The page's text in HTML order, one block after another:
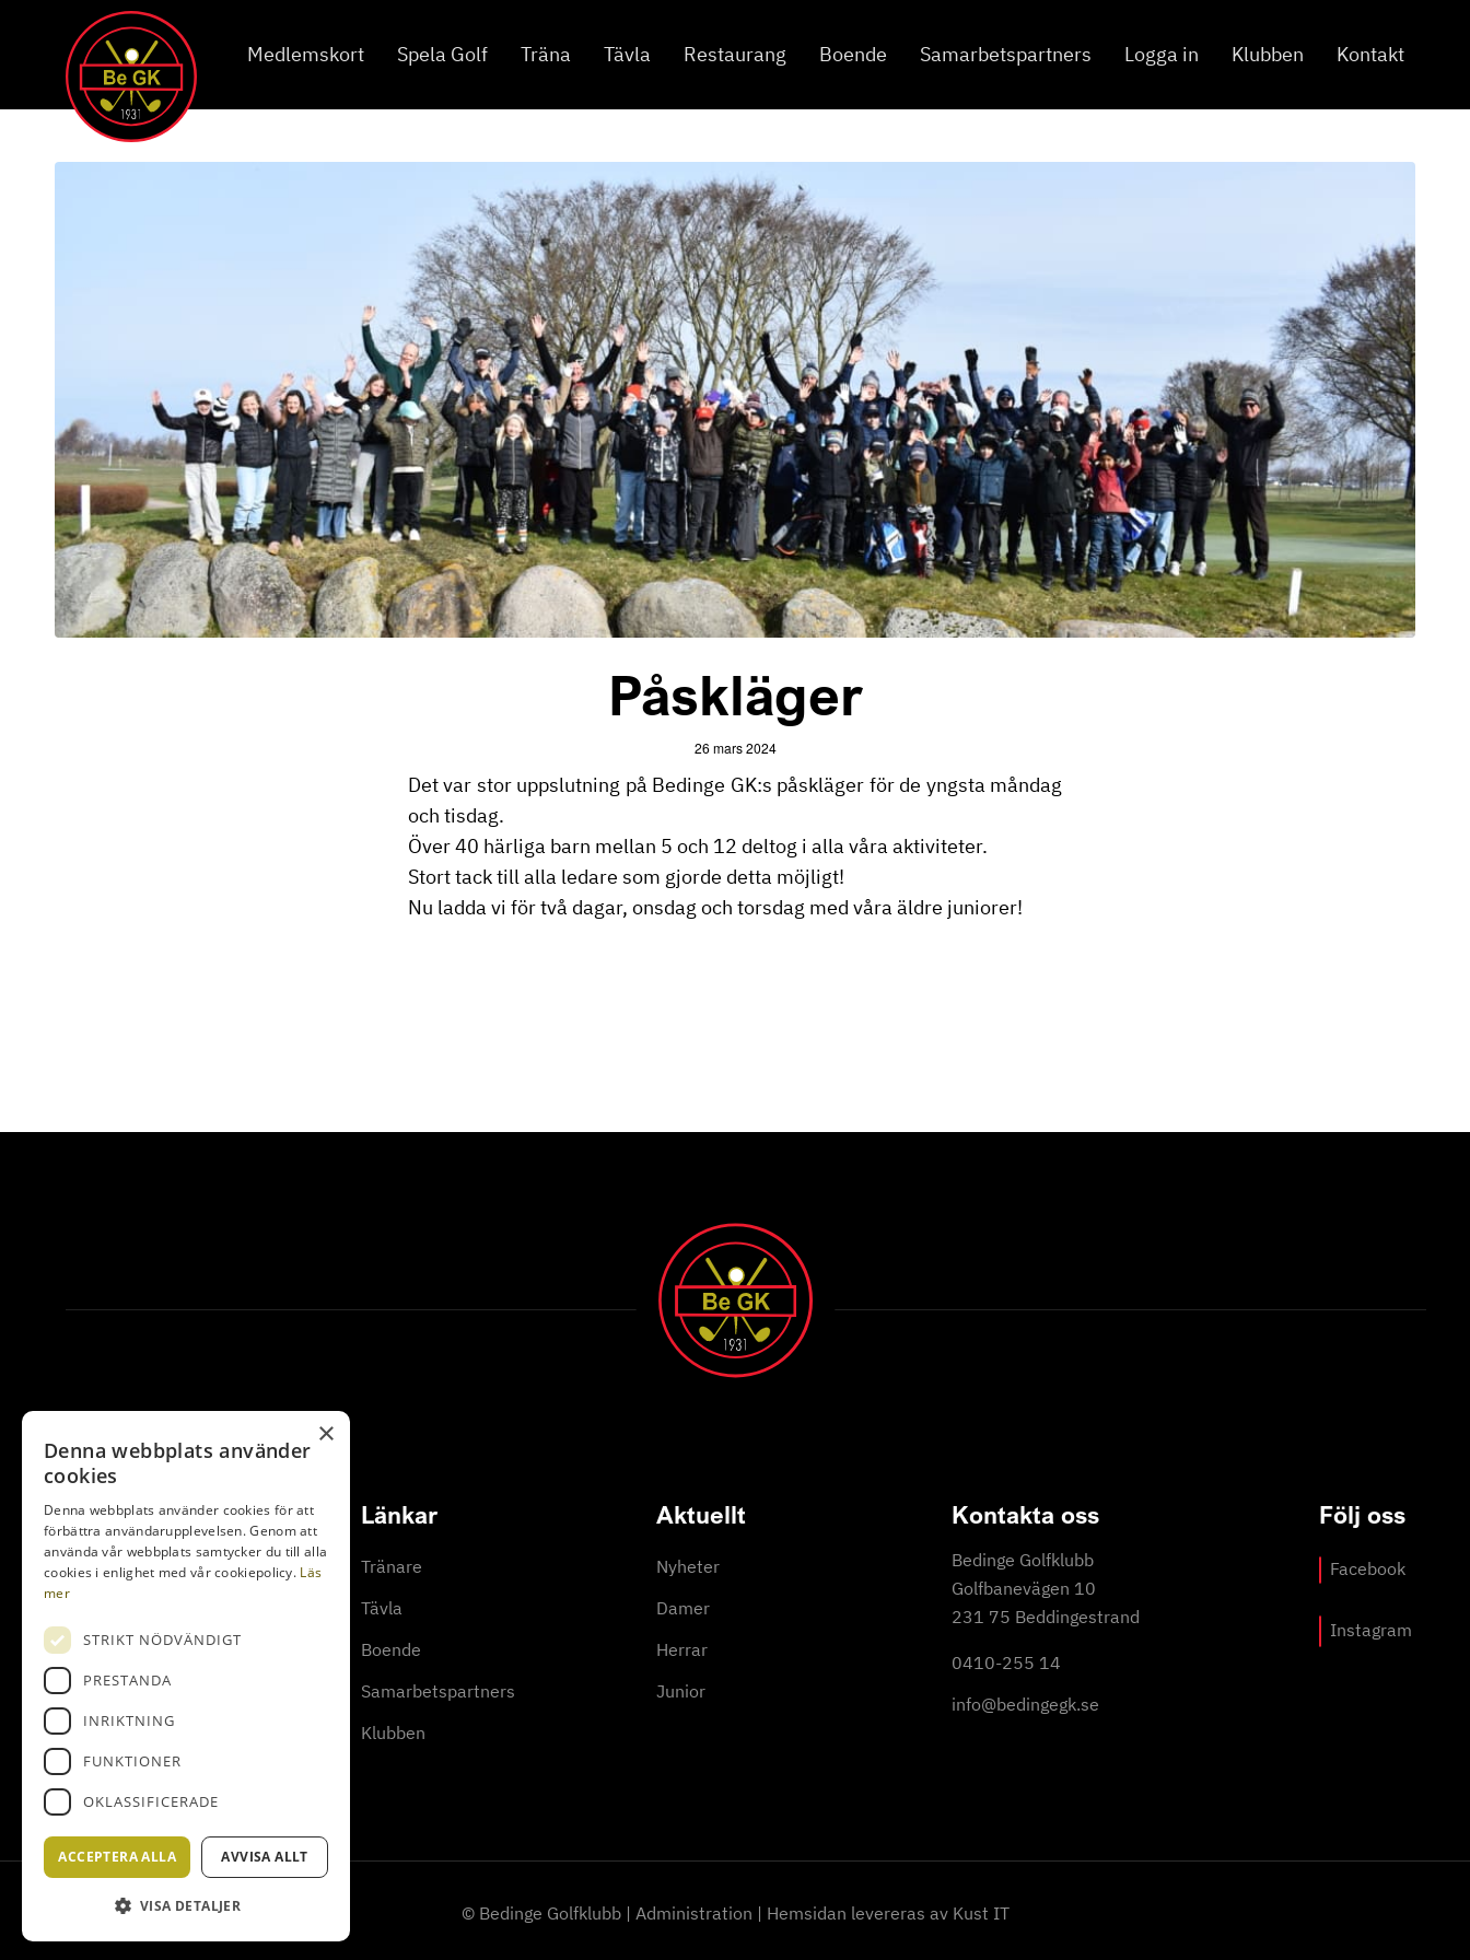
Medlemskort Spela Golf Träna Tävla Restaurang Boende Samarbetspartners Logga in Klubben Kontakt
Påskläger
26 mars 2024
Det var stor uppslutning på Bedinge GK:s påskläger för de yngsta måndag
och tisdag.
Över 40 härliga barn mellan 5 och 12 deltog i alla våra aktiviteter.
Stort tack till alla ledare som gjorde detta möjligt!
Nu ladda vi för två dagar, onsdag och torsdag med våra äldre juniorer!
Spela Golf
Boka starttid
Slopekalkylator
Länkar
Tränare
Tävla
Boende
Samarbetspartners
Klubben
Aktuellt
Nyheter
Damer
Herrar
Junior
Kontakta oss
Bedinge Golfklubb
Golfbanevägen 10
231 75 Beddingestrand
0410-255 14
info@bedingegk.se
Följ oss
Facebook
Instagram
© Bedinge Golfklubb | Administration | Hemsidan levereras av Kust IT
×
Denna webbplats använder
cookies
Denna webbplats använder cookies för att
förbättra användarupplevelsen. Genom att
använda vår webbplats samtycker du till alla
cookies i enlighet med vår cookiepolicy. Läs
mer
STRIKT NÖDVÄNDIGT
PRESTANDA
INRIKTNING
FUNKTIONER
OKLASSIFICERADE
ACCEPTERA ALLA AVVISA ALLT
VISA DETALJER